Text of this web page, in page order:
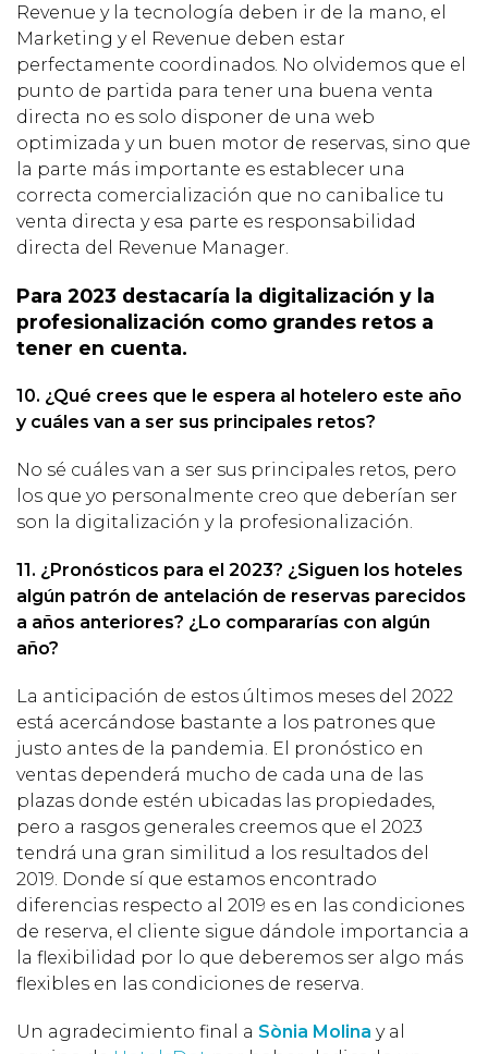
Revenue y la tecnología deben ir de la mano, el
Marketing y el Revenue deben estar
perfectamente coordinados. No olvidemos que el
punto de partida para tener una buena venta
directa no es solo disponer de una web
optimizada y un buen motor de reservas, sino que
la parte más importante es establecer una
correcta comercialización que no canibalice tu
venta directa y esa parte es responsabilidad
directa del Revenue Manager.
Para 2023 destacaría la digitalización y la
profesionalización como grandes retos a
tener en cuenta.
10. ¿Qué crees que le espera al hotelero este año
y cuáles van a ser sus principales retos?
No sé cuáles van a ser sus principales retos, pero
los que yo personalmente creo que deberían ser
son la digitalización y la profesionalización.
11. ¿Pronósticos para el 2023? ¿Siguen los hoteles
algún patrón de antelación de reservas parecidos
a años anteriores? ¿Lo compararías con algún
año?
La anticipación de estos últimos meses del 2022
está acercándose bastante a los patrones que
justo antes de la pandemia. El pronóstico en
ventas dependerá mucho de cada una de las
plazas donde estén ubicadas las propiedades,
pero a rasgos generales creemos que el 2023
tendrá una gran similitud a los resultados del
2019. Donde sí que estamos encontrado
diferencias respecto al 2019 es en las condiciones
de reserva, el cliente sigue dándole importancia a
la flexibilidad por lo que deberemos ser algo más
flexibles en las condiciones de reserva.
Un agradecimiento final a Sònia Molina y al